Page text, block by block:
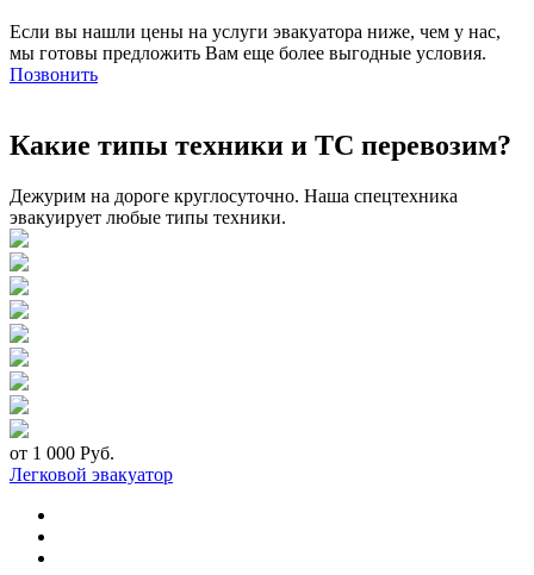
Если вы нашли цены на услуги эвакуатора ниже, чем у нас,
мы готовы предложить Вам еще более выгодные условия.
Позвонить
Какие типы техники и ТС перевозим?
Дежурим на дороге круглосуточно. Наша спецтехника
эвакуирует любые типы техники.
от 1 000 Руб.
Легковой эвакуатор